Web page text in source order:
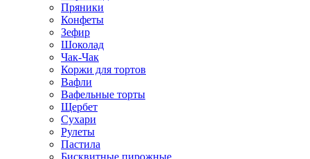
Пряники
Конфеты
Зефир
Шоколад
Чак-Чак
Коржи для тортов
Вафли
Вафельные торты
Щербет
Сухари
Рулеты
Пастила
Бисквитные пирожные